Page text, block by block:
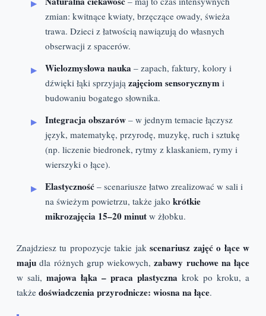
zmian: kwitnące kwiaty, brzęczące owady, świeża
trawa. Dzieci z łatwością nawiązują do własnych
obserwacji z spacerów.
Wielozmysłowa nauka – zapach, faktury, kolory i
dźwięki łąki sprzyjają zajęciom sensorycznym i
budowaniu bogatego słownika.
Integracja obszarów – w jednym temacie łączysz
język, matematykę, przyrodę, muzykę, ruch i sztukę
(np. liczenie biedronek, rytmy z klaskaniem, rymy i
wierszyki o łące).
Elastyczność – scenariusze łatwo zrealizować w sali i
na świeżym powietrzu, także jako krótkie
mikrozajęcia 15–20 minut w żłobku.
Znajdziesz tu propozycje takie jakscenariusz zajęć o łące w
maju dla różnych grup wiekowych,zabawy ruchowe na łące
w sali, majowa łąka – praca plastyczna krok po kroku, a
także doświadczenia przyrodnicze: wiosna na łące.